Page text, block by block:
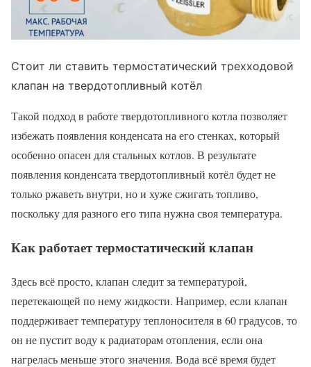
Стоит ли ставить термостатический трехходовой
клапан на твердотопливный котёл
Такой подход в работе твердотопливного котла позволяет
избежать появления конденсата на его стенках, который
особенно опасен для стальных котлов. В результате
появления конденсата твердотопливный котёл будет не
только ржаветь внутри, но и хуже сжигать топливо,
поскольку для разного его типа нужна своя температура.
Как работает термостатический клапан
Здесь всё просто, клапан следит за температурой,
перетекающей по нему жидкости. Например, если клапан
поддерживает температуру теплоносителя в 60 градусов, то
он не пустит воду к радиаторам отопления, если она
нагрелась меньше этого значения. Вода всё время будет